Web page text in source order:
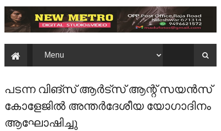
പടന്ന വിങ്സ് ആർട്സ് ആന്റ് സയൻസ്
കോളേജിൽ അന്തർദേശീയ യോഗാദിനം
ആഘോഷിച്ചു